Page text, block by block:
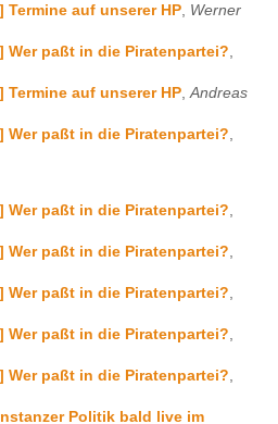
Termine auf unserer HP Werner
Wer paßt in die Piratenpartei?
Termine auf unserer HP Andreas
Wer paßt in die Piratenpartei?
Wer paßt in die Piratenpartei?,
Wer paßt in die Piratenpartei?,
Wer paßt in die Piratenpartei?,
Wer paßt in die Piratenpartei?,
Wer paßt in die Piratenpartei?,
Politik bald live im